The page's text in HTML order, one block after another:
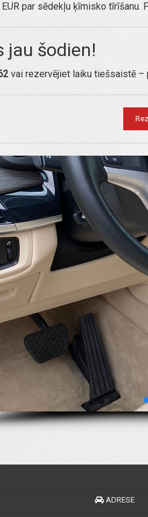
par sēdekļu ķīmisko
jau šodien!
vai rezervējiet laiku tiešsaistē –
ADRESE